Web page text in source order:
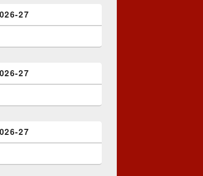
27
27
27